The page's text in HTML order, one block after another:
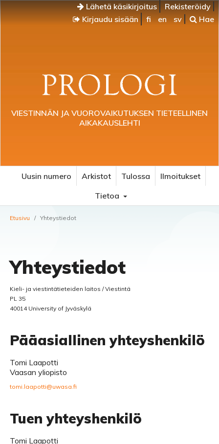
Lähetä käsikirjoitus
Rekisteröidy
Kirjaudu sisään
fi en sv Hae
VIESTINNÄN JA VUOROVAIKUTUKSEN TIETEELLINEN
AIKAKAUSLEHTI
Uusin numero Arkistot Tulossa
Ilmoitukset
Tietoa
Etusivu / Yhteystiedot
Yhteystiedot
Kieli- ja viestintätieteiden laitos / Viestintä
PL 35
40014 University of Jyväskylä
Pääasiallinen yhteyshenkilö
Tomi Laapotti
Vaasan yliopisto
tomi.laapotti@uwasa.fi
Tuen yhteyshenkilö
Tomi Laapotti